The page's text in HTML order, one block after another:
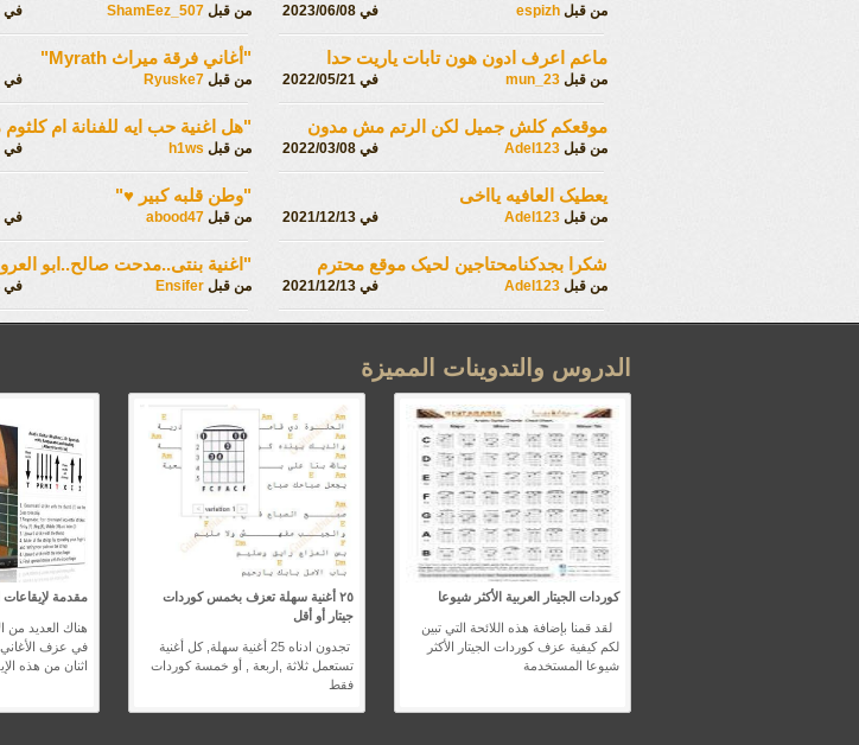
من قبل espizh في 2023/06/08
ماعم اعرف ادون هون تابات ياريت حدا
من قبل mun_23 في 2022/05/21
موقعکم کلش جمیل لکن الرتم مش مدون
من قبل Adel123 في 2022/03/08
یعطیک العافیه یااخی
من قبل Adel123 في 2021/12/13
شکرا بجدکنامحتاجین لحیک موقع محترم
من قبل Adel123 في 2021/12/13
من قبل ShamEez_507 في 2024/08/11
"أغاني فرقة ميراث Myrath"
من قبل Ryuske7 في 2022/08/25
"هل اغنية حب ايه للفنانة ام
من قبل h1ws في 2022/05/17
"وطن قلبه كبير ♥️"
من قبل abood47 في 2021/05/15
"اغنية بنتى..مدحت صالح..ابو
من قبل Ensifer في 2020/12/04
الدروس والتدوينات المميزة
كوردات الجيتار العربية الأكثر شيوعا
لقد قمنا بإضافة هذه اللائحة التي تبين
لكم كيفية عزف كوردات الجيتار الأكثر
شيوعا المستخدمة
٢٥ أغنية سهلة تعزف بخمس كوردات
جيتار أو أقل
تجدون ادناه 25 أغنية سهلة, كل أغنية
تستعمل ثلاثة ,اربعة , أو خمسة كوردات
فقط
مقدمة لإيقاعات
هناك العديد من
في عزف الأغاني
اثنان من هذه